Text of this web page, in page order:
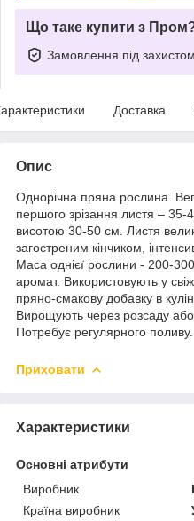
Що таке купити з
Замовлення під захистом
Доставка
Опис
Однорічна пряна рослина.
першого зрізання листя – 35-
висотою 30-50 см. Листя
загостреним кінчиком,
Маса однієї рослини - 200-
аромат. Використовують у
пряно-смакову добавку в
Вирощують через розсаду або
Потребує регулярного поливу.
Приховати
Характеристики
Основні атрибути
Виробник
Країна виробник